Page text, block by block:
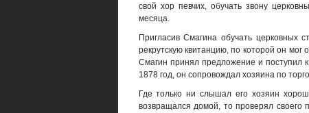
свой хор певчих, обучать звону
месяца.
Пригласив Смагина обучать церковных
рекрутскую квитанцию, по которой он мог
Смагин принял предложение и поступил
1878 год, он сопровождал хозяина по
Где только ни слышал его хозяин
возвращался домой, то проверял своего